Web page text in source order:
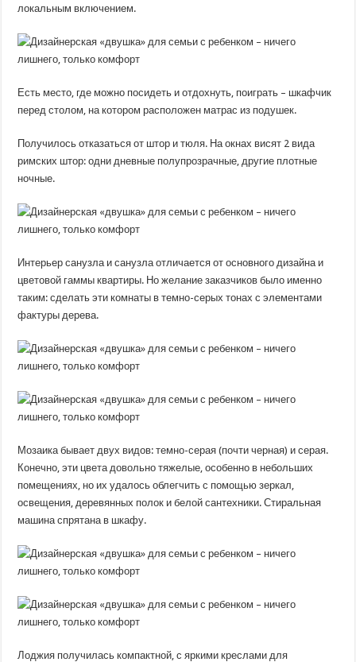
локальным включением.
Есть место, где можно посидеть и отдохнуть, поиграть – шкафчик
перед столом, на котором расположен матрас из подушек.
Получилось отказаться от штор и тюля. На окнах висят 2 вида
римских штор: одни дневные полупрозрачные, другие плотные
ночные.
Интерьер санузла и санузла отличается от основного дизайна и
цветовой гаммы квартиры. Но желание заказчиков было именно
таким: сделать эти комнаты в темно-серых тонах с элементами
фактуры дерева.
Мозаика бывает двух видов: темно-серая (почти черная) и серая.
Конечно, эти цвета довольно тяжелые, особенно в небольших
помещениях, но их удалось облегчить с помощью зеркал,
освещения, деревянных полок и белой сантехники. Стиральная
машина спрятана в шкафу.
Лоджия получилась компактной, с яркими креслами для